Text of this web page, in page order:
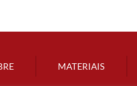
MATERIAIS